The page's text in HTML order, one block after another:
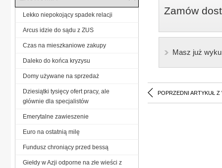
Zamów
Masz już
POPRZEDNI ARTYKUŁ Z
Lekko niepokojący spadek relacji
Arcus idzie do sądu z ZUS
Czas na mieszkaniowe zakupy
Daleko do końca kryzysu
Domy używane na sprzedaż
Dziesiątki tysięcy ofert pracy, ale
głównie dla specjalistów
Emerytalne zawieszenie
Euro na ostatnią milę
Fundusz chroniący przed bessą
Giełdy w Azji odporne na złe wieści z